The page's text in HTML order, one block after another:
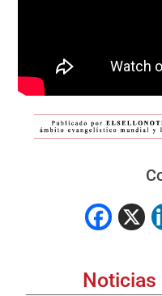
Noticias